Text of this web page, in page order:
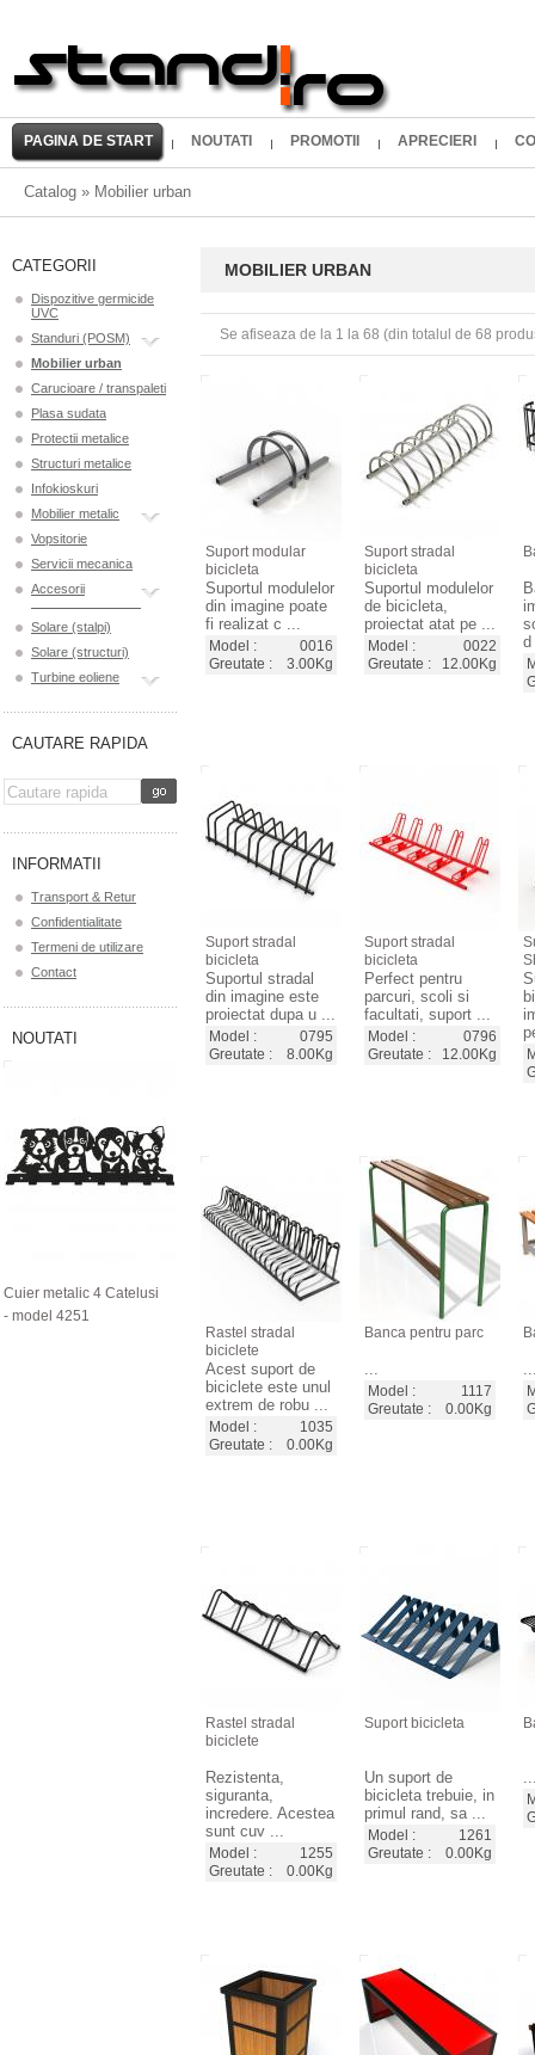
PAGINA DE START NOUTATI PROMOTII APRECIERI
Catalog » Mobilier urban
MOBILIER URBAN
Se afiseaza de la 1 la 68 (din totalul de 68
Suport modular
bicicleta
Suportul modulelor
din imagine poate
fi realizat c ...
Model :
0016
Greutate :
3.00Kg
Suport stradal
bicicleta
Suportul modulelor
de bicicleta,
proiectat atat pe ...
Model :
0022
Greutate :
12.00Kg
d
Suport stradal
bicicleta
Suportul stradal
din imagine este
proiectat dupa u ...
Model :
0795
Greutate :
8.00Kg
Suport stradal
bicicleta
Perfect pentru
parcuri, scoli si
facultati, suport ...
Model :
0796
Greutate :
12.00Kg
Rastel stradal
biciclete
Acest suport de
biciclete este unul
extrem de robu ...
Model :
1035
Greutate :
0.00Kg
Banca pentru parc
...
Model :
1117
Greutate :
0.00Kg
Rastel stradal
biciclete
Rezistenta,
siguranta,
incredere. Acestea
sunt cuv ...
Model :
1255
Greutate :
0.00Kg
Suport bicicleta
Un suport de
bicicleta trebuie, in
primul rand, sa ...
Model :
1261
Greutate :
0.00Kg
CATEGORII
Dispozitive germicide
UVC
Standuri (POSM)
Mobilier urban
Carucioare / transpaleti
Plasa sudata
Protectii metalice
Structuri metalice
Infokioskuri
Mobilier metalic
Vopsitorie
Servicii mecanica
Accesorii
Solare (stalpi)
Solare (structuri)
Turbine eoliene
CAUTARE RAPIDA
INFORMATII
Transport & Retur
Confidentialitate
Termeni de utilizare
Contact
NOUTATI
Cuier metalic 4 Catelusi
- model 4251